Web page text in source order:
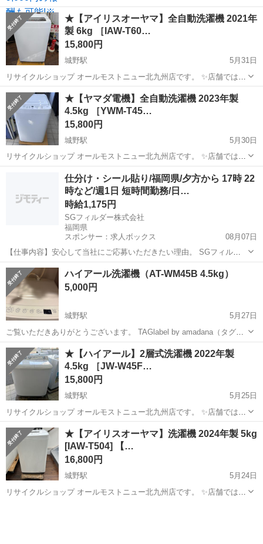
★【アイリスオーヤマ】全自動洗濯機 2021年
製 6kg ［IAW-T60…
15,800円
城野駅
5月31日
リサイクルショップ オールモストニュー北九州店です。 ✨️店舗では、
期間限定でネット表示価格よりも特別割引をしている商品もございま
す!! 気になっている商品がありましまら、是非ご来店いただくかお問
い合わせ下さいませ!...
福岡 北九州市 城野駅 生活家電 商品
★【ヤマダ電機】全自動洗濯機 2023年製
4.5kg ［YWM-T45…
15,800円
城野駅
5月30日
リサイクルショップ オールモストニュー北九州店です。 ✨️店舗では、
期間限定でネット表示価格よりも特別割引をしている商品もございま
す!! 気になっている商品がありましまら、是非ご来店いただくかお問
い合わせ下さいませ!! ...
北九州市 生活家電 商品
仕分け・シール貼り/福岡県/夕方から 17時 22
時など/週1日 短時間勤務/日…
時給1,175円
SGフィルダー株式会社
福岡県
スポンサー：求人ボックス
08月07日
【仕事内容】安心して当社にご応募いただきたい理由。 SGフィルダ
ーとは、 ・佐川急便をはじめとする、SGホールディングスのグルー
プ会社です。 ・優良派遣事業者認定を受けている会社です。 ・全国で
約1万人以上の仲間が働く会社です。...
アルバイト・パート
ハイアール洗濯機（AT-WM45B 4.5kg）
5,000円
城野駅
5月27日
ご覧いただきありがとうございます。 TAGlabel by amadana（タグレ
ーベル バイ アマダナ）の全自動洗濯機（4.5kg）です。 引越し（買い
替え）に伴い、不要になったため出品いたします。 ●掃除等は素人レ
ベルで...
福岡 北九州市 城野駅 生活家電
★【ハイアール】2層式洗濯機 2022年製
4.5kg ［JW-W45F…
15,800円
城野駅
5月25日
リサイクルショップ オールモストニュー北九州店です。 ✨️店舗では、
期間限定でネット表示価格よりも特別割引をしている商品もございま
す!! 気になっている商品がありましまら、是非ご来店いただくかお問
い合わせ下さいませ!! ...
福岡 北九州市 城野駅 生活家電 商品
★【アイリスオーヤマ】洗濯機 2024年製 5kg
[IAW-T504] 【…
16,800円
城野駅
5月24日
リサイクルショップ オールモストニュー北九州店です。 ✨️店舗では、